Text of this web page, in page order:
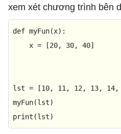
xem xét chương trình bên
def myFun(x):
    x = [
20, 30, 40]
lst = [10, 11 , 12 , 13, 14,
print (lst)